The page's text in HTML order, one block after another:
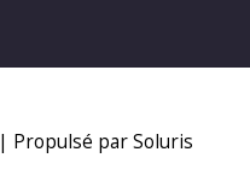
| Propulsé par Soluris